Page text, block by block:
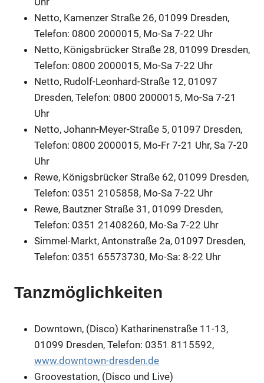
Netto, Kamenzer Straße 26, 01099 Dresden,
Telefon: 0800 2000015, Mo-Sa 7-22 Uhr
Netto, Königsbrücker Straße 28, 01099 Dresden,
Telefon: 0800 2000015, Mo-Sa 7-22 Uhr
Netto, Rudolf-Leonhard-Straße 12, 01097
Dresden, Telefon: 0800 2000015, Mo-Sa 7-21
Uhr
Netto, Johann-Meyer-Straße 5, 01097 Dresden,
Telefon: 0800 2000015, Mo-Fr 7-21 Uhr, Sa 7-20
Uhr
Rewe, Königsbrücker Straße 62, 01099 Dresden,
Telefon: 0351 2105858, Mo-Sa 7-22 Uhr
Rewe, Bautzner Straße 31, 01099 Dresden,
Telefon: 0351 21408260, Mo-Sa 7-22 Uhr
Simmel-Markt, Antonstraße 2a, 01097 Dresden,
Telefon: 0351 65573730, Mo-Sa: 8-22 Uhr
Tanzmöglichkeiten
Downtown, (Disco) Katharinenstraße 11-13,
01099 Dresden, Telefon: 0351 8115592,
www.downtown-dresden.de
Groovestation, (Disco und Live)